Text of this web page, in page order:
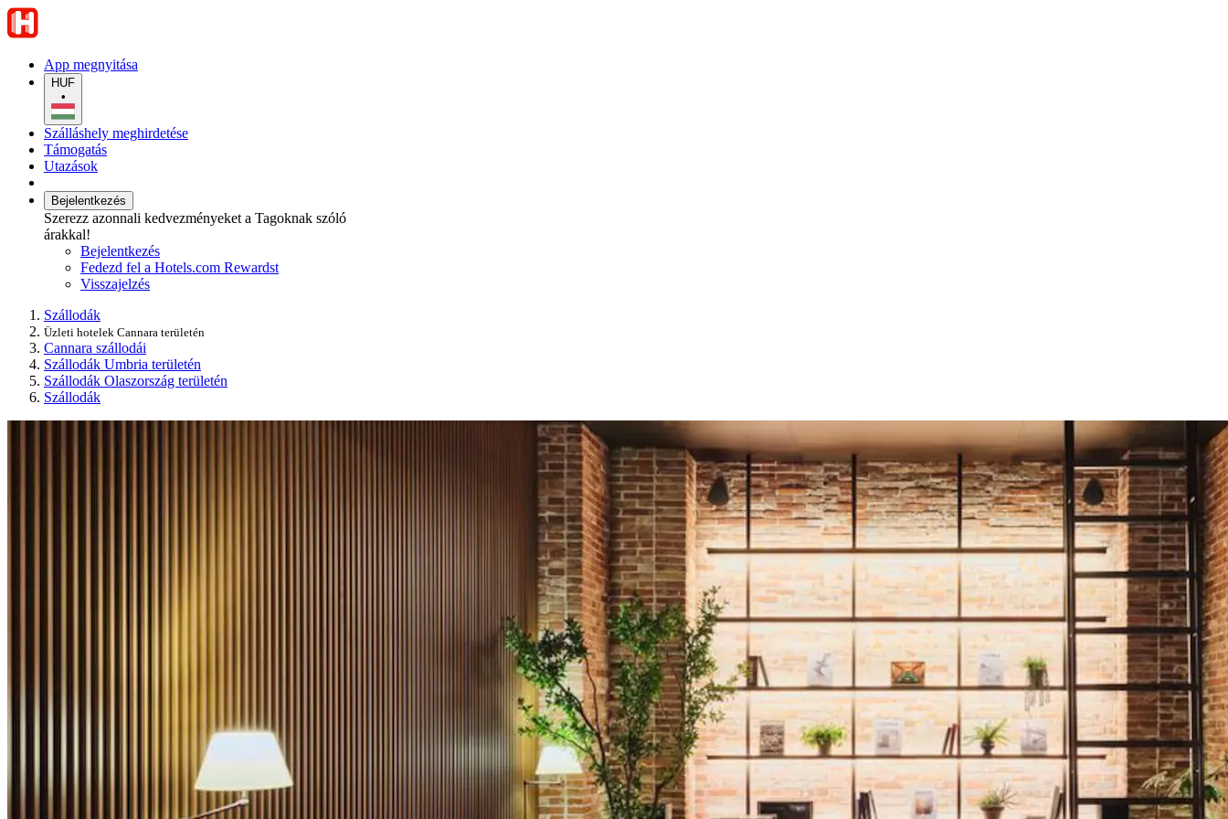
App megnyitása
HUF
•
Szálláshely meghirdetése
Támogatás
Utazások
Bejelentkezés
Szerezz azonnali kedvezményeket a Tagoknak szóló
árakkal!
Bejelentkezés
Fedezd fel a Hotels.com Rewardst
Visszajelzés
Szállodák
Üzleti hotelek Cannara területén
Cannara szállodái
Szállodák Umbria területén
Szállodák Olaszország területén
Szállodák